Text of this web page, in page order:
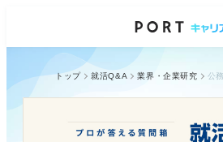
トップ 就活Q&A 業界・企業研究